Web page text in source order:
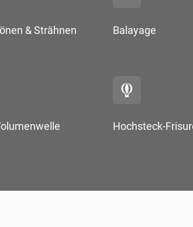
& Strähnen Balayage
Hochsteck-